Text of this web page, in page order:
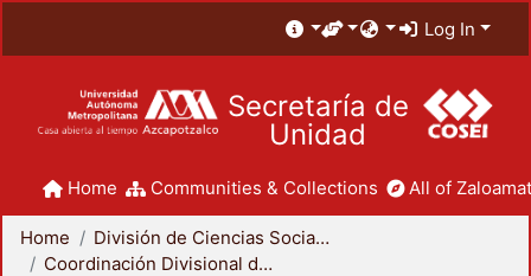
Log In
Secretaría de
Unidad
Home Communities & Collections All of
Home
División de Ciencias Sociales y Humanidades
Coordinación Divisional de Posgrado